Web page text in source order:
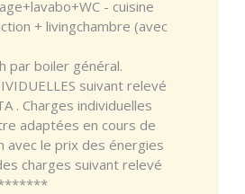
- cuisine
+ livingchambre (avec
par boiler général.
suivant relevé
. Charges individuelles
adaptées en cours de
avec le prix des énergies
charges suivant relevé